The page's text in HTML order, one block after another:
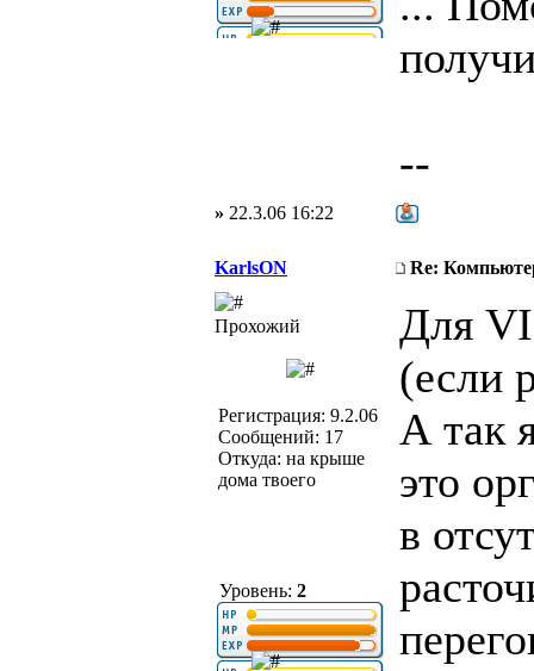
--
» 22.3.06 16:22
KarlsON Re:
Прохожий
Регистрация: 9.2.06
Сообщений: 17
Откуда: на крыше
дома твоего
Уровень: 2
Для
(если
А так
это
в